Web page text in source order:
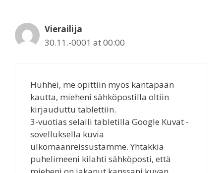
Vierailija
30.11.-0001 at 00:00
Huhhei, me opittiin myös kantapään
kautta, mieheni sähköpostilla oltiin
kirjauduttu tablettiin.
3-vuotias selaili tabletilla Google Kuvat -
sovelluksella kuvia
ulkomaanreissustamme. Yhtäkkiä
puhelimeeni kilahti sähköposti, että